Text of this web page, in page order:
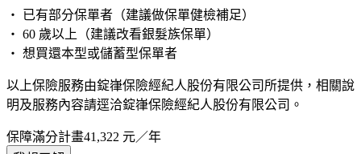
・ 已有部分保單者（建議做保單健檢補足）
・ 60 歲以上（建議改看銀髮族保單）
・ 想買還本型或儲蓄型保單者
以上保險服務由錠嵂保險經紀人股份有限公司所提供，相關說
明及服務內容請逕洽錠嵂保險經紀人股份有限公司。
保障滿分計畫41,322 元／年